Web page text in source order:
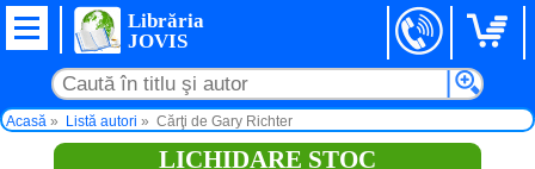
Librăria
JOVIS
Acasă Listă autori Cărţi de Gary Richter
LICHIDARE STOC